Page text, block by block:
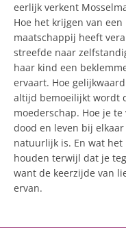
eerlijk verkent
Hoe het krijgen van
maatschappij heeft
streefde naar
haar kind een
ervaart. Hoe
altijd bemoeilijkt wordt
moederschap. Hoe je
dood en leven bij
natuurlijk is. En wat het
houden terwijl dat je
want de keerzijde van
ervan.